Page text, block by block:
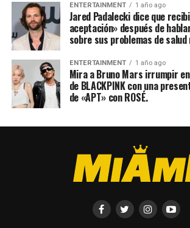
ENTERTAINMENT 1 año ago
Jared Padalecki dice que
aceptación» después de
sobre sus problemas de
ENTERTAINMENT 1 año ago
Mira a Bruno Mars irrumpir en
de BLACKPINK con una
de «APT» con ROSÉ.